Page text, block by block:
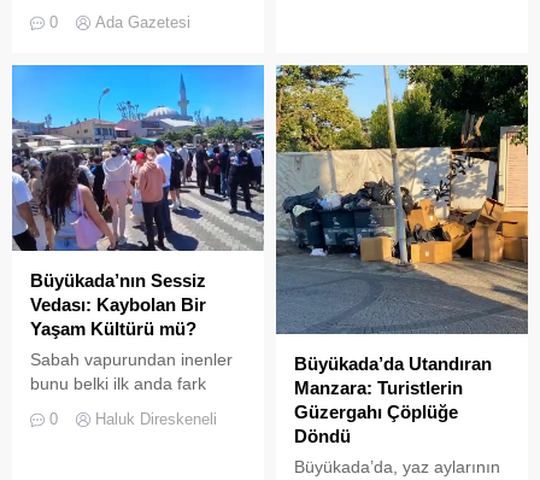
biriken çöpler vatandaşların
tepkisine neden
aylarında hem yerli hem de
yabancı turistlerin akınına
uğrayan Büyükada’da,
çevre temizliği konusunda
yaşanan aksaklıklar adeta
pes dedirtti. Adanın tarihi ve
doğal güzellikleriyle süslü
sokaklarından yansıyan son
görüntüler, çevre sağlığı
açısından tehlike çanlarının
çaldığını gösteriyor. Çöpler
Konteynerlere Sığmıyor,...
0 Ada Gazetesi
Büyükada’nın Sessiz
Vedası: Kaybolan Bir
Yaşam Kültürü mü?
Sabah vapurundan inenler
bunu belki ilk anda fark
etmeyebilir. Ama
Büyükada’yı elli, altmış yıldır
0 Haluk Direskeneli
Büyükada’da Utandıran
Manzara: Turistlerin
Güzergahı Çöplüğe
Döndü
Büyükada’da, yaz aylarının